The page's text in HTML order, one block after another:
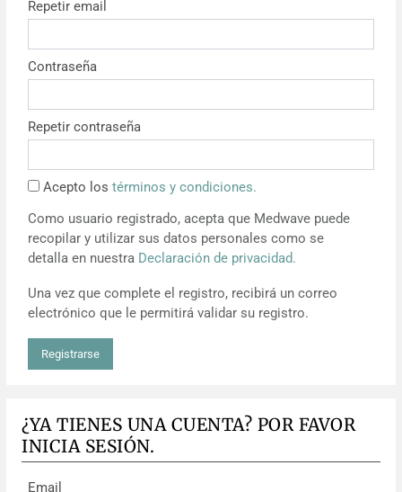
Noticias
Repetir email
Contraseña
Repetir contraseña
Acepto los términos y condiciones.
Como usuario registrado, acepta que Medwave puede
recopilar y utilizar sus datos personales como se
detalla en nuestra Declaración de privacidad.
Una vez que complete el registro, recibirá un correo
electrónico que le permitirá validar su registro.
Registrarse
¿YA TIENES UNA CUENTA? POR FAVOR
INICIA SESIÓN.
Email